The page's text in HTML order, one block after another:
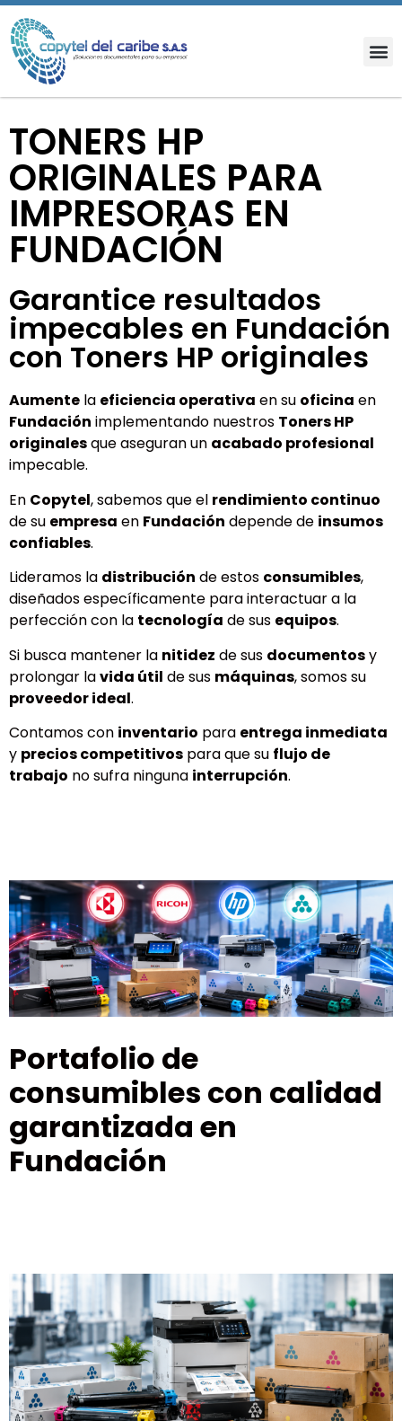
TONERS HP
ORIGINALES PARA
IMPRESORAS EN
FUNDACIÓN
Garantice resultados
impecables en Fundación
con Toners HP originales
Aumente la eficiencia operativa en su oficina en
Fundación implementando nuestros Toners HP
originalesque aseguran un acabado profesional
impecable.
En Copytel, sabemos que el rendimiento continuo
de su empresa en Fundación depende de insumos
confiables.
Lideramos la distribución de estos consumibles,
diseñados específicamente para interactuar a la
perfección con la tecnología de sus equipos.
Si busca mantener la nitidez de sus documentosy
prolongar lavida útil de sus máquinas, somos su
proveedor ideal.
Contamos con inventario para entrega inmediata
y precios competitivos para que su flujo de
trabajo no sufra ninguna interrupción.
Portafolio de
consumibles con calidad
garantizada en
Fundación